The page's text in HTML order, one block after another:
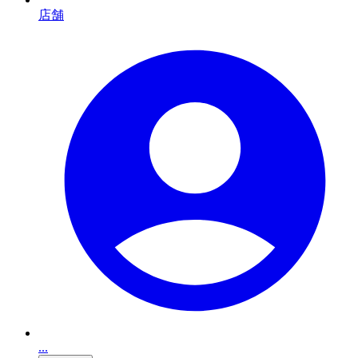
店舗
...